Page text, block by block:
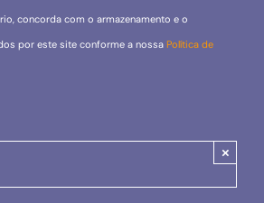
concorda com o armazenamento e o
por este site conforme a nossa Política de
×